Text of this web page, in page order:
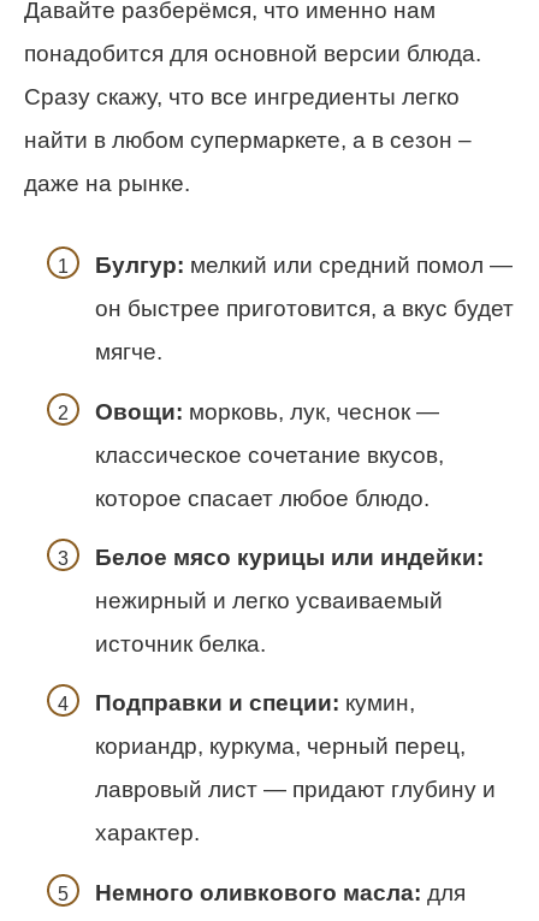
Давайте разберёмся, что именно нам
понадобится для основной версии блюда.
Сразу скажу, что все ингредиенты легко
найти в любом супермаркете, а в сезон –
даже на рынке.
Булгур: мелкий или средний помол —
он быстрее приготовится, а вкус будет
мягче.
Овощи: морковь, лук, чеснок —
классическое сочетание вкусов,
которое спасает любое блюдо.
Белое мясо курицы или индейки:
нежирный и легко усваиваемый
источник белка.
Подправки и специи: кумин,
кориандр, куркума, черный перец,
лавровый лист — придают глубину и
характер.
Немного оливкового масла: для